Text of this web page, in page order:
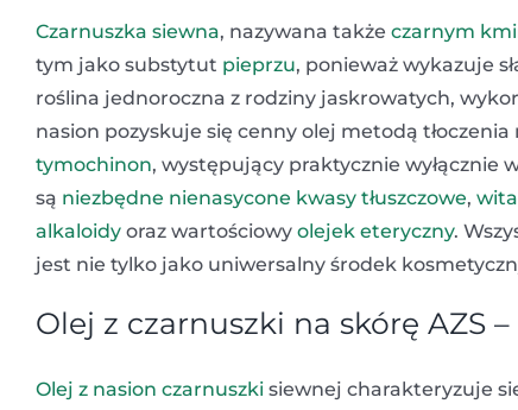
Czarnuszka siewna, nazywana także czarnym
tym jako substytut pieprzu, ponieważ wykazuje
roślina jednoroczna z rodziny jaskrowatych,
nasion pozyskuje się cenny olej metodą
tymochinon, występujący praktycznie wyłącznie
są niezbędne nienasycone kwasy tłuszczowe,
alkaloidy oraz wartościowy olejek eteryczny.
jest nie tylko jako uniwersalny środek
Olej z czarnuszki na skórę AZS –
Olej z nasion czarnuszki siewnej charakteryzuje